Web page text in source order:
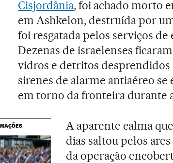
Cisjordânia, foi achado morto
em Ashkelon, destruída por
foi resgatada pelos serviços
Dezenas de israelenses
vidros e detritos desprendidos
sirenes de alarme antiaéreo
em torno da fronteira durante
A aparente calma
dias saltou pelos
da operação